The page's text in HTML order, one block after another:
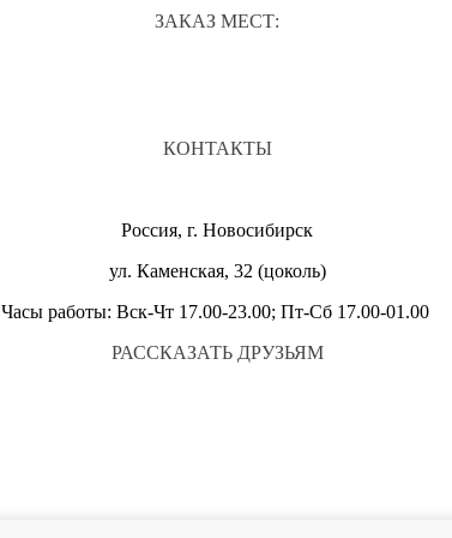
ЗАКАЗ МЕСТ:
КОНТАКТЫ
Россия, г. Новосибирск
ул. Каменская, 32 (цоколь)
Часы работы: Вск-Чт 17.00-23.00; Пт-Сб 17.00-01.00
РАССКАЗАТЬ ДРУЗЬЯМ